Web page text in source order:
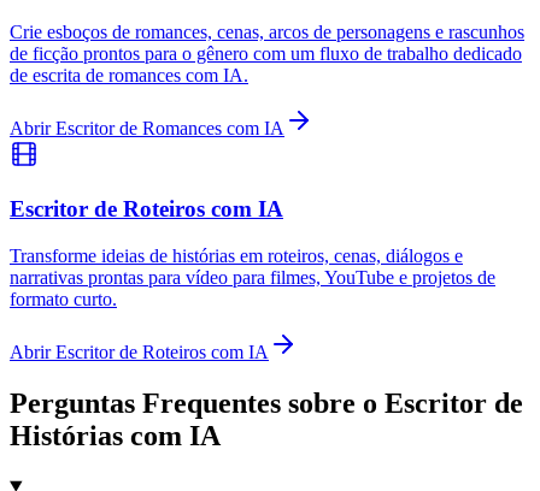
Crie esboços de romances, cenas, arcos de personagens e rascunhos
de ficção prontos para o gênero com um fluxo de trabalho dedicado
de escrita de romances com IA.
Abrir Escritor de Romances com IA
Escritor de Roteiros com IA
Transforme ideias de histórias em roteiros, cenas, diálogos e
narrativas prontas para vídeo para filmes, YouTube e projetos de
formato curto.
Abrir Escritor de Roteiros com IA
Perguntas Frequentes sobre o Escritor de
Histórias com IA